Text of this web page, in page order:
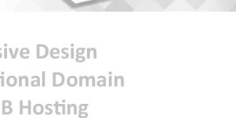
ঢাকায় হালকা বৃষ্টি হতে পারে, দেশের
কোথাও কোথাও মাঝারি থেকে ভারী
বর্ষণের সম্ভাবনা